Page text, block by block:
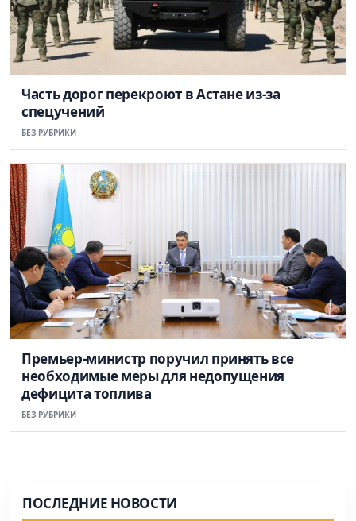
Часть дорог перекроют в Астане из-за
спецучений
БЕЗ РУБРИКИ
Премьер-министр поручил принять все
необходимые меры для недопущения
дефицита топлива
БЕЗ РУБРИКИ
ПОСЛЕДНИЕ НОВОСТИ